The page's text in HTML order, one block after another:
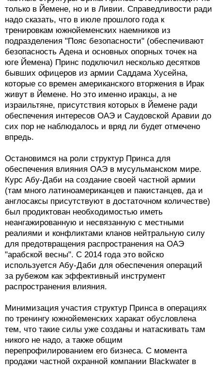
только в Йемене, но и в Ливии. Справедливости ради
надо сказать, что в июле прошлого года к
тренировкам южнойеменских наемников из
подразделения "Пояс безопасности" (обеспечивают
безопасность Адена и основных опорных точек на
юге Йемена) Принс подключил несколько десятков
бывших офицеров из армии Саддама Хусейна,
которые со времен американского вторжения в Ирак
живут в Йемене. Но это именно иракцы, а не
израильтяне, присутствия которых в Йемене ради
обеспечения интересов ОАЭ и Саудовской Аравии до
сих пор не наблюдалось и вряд ли будет отмечено
впредь.
Остановимся на роли структур Принса для
обеспечения влияния ОАЭ в мусульманском мире.
Курс Абу-Даби на создание своей частной армии
(там много латиноамериканцев и пакистанцев, да и
англосаксы присутствуют в достаточном количестве)
был продиктован необходимостью иметь
неангажированную и несвязанную с местными
реалиями и конфликтами кланов нейтральную силу
для предотвращения распространения на ОАЭ
"арабской весны". С 2014 года это войско
используется Абу-Даби для обеспечения операций
за рубежом как эффективный инструмент
распространения влияния.
Минимизация участия структур Принса в операциях
по тренингу южнойеменских харакат обусловлена
тем, что такие силы уже созданы и натаскивать там
никого не надо, а также общим
перепрофилированием его бизнеса. С момента
продажи частной охранной компании Blackwater в